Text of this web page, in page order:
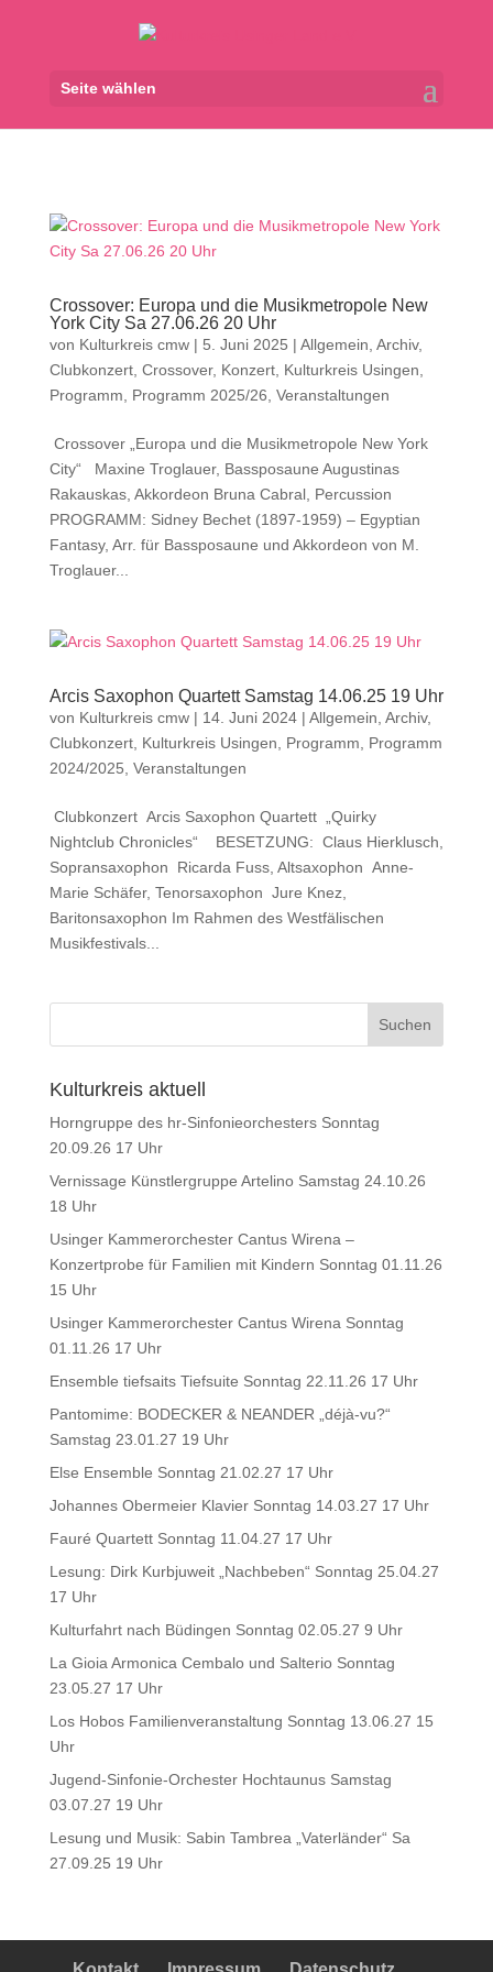
Seite wählen
Crossover: Europa und die Musikmetropole New
York City Sa 27.06.26 20 Uhr
von Kulturkreis cmw| 5. Juni 2025 | Allgemein Archiv,
Clubkonzert, Crossover, Konzert, Kulturkreis Usingen
Programm
Programm 2025/26 Veranstaltungen
Crossover „Europa und die Musikmetropole New York
City“ Maxine Troglauer, Bassposaune Augustinas
Rakauskas, Akkordeon Bruna Cabral, Percussion
PROGRAMM: Sidney Bechet (1897-1959) – Egyptian
Fantasy, Arr. für Bassposaune und Akkordeon von M.
Troglauer...
Arcis Saxophon Quartett Samstag 14.06.25 19 Uhr
von Kulturkreis cmw| 14. Juni 2024| Allgemein Archiv,
Clubkonzert, Kulturkreis Usingen Programm
Programm
2024/2025 Veranstaltungen
Clubkonzert Arcis Saxophon Quartett „Quirky
Nightclub Chronicles“ BESETZUNG: Claus Hierklusch,
Sopransaxophon Ricarda Fuss, Altsaxophon Anne-
Marie Schäfer, Tenorsaxophon Jure Knez,
Baritonsaxophon Im Rahmen des Westfälischen
Musikfestivals...
Kulturkreis aktuell
Horngruppe des hr-Sinfonieorchesters Sonntag
20.09.26 17 Uhr
Vernissage Künstlergruppe Artelino Samstag 24.10.26
18 Uhr
Usinger Kammerorchester Cantus Wirena –
Konzertprobe für Familien mit Kindern Sonntag 01.11.26
15 Uhr
Usinger Kammerorchester Cantus Wirena Sonntag
01.11.26 17 Uhr
Ensemble tiefsaits Tiefsuite Sonntag 22.11.26 17 Uhr
Pantomime: BODECKER & NEANDER „déjà-vu?“
Samstag 23.01.27 19 Uhr
Else Ensemble Sonntag 21.02.27 17 Uhr
Johannes Obermeier Klavier Sonntag 14.03.27 17 Uhr
Fauré Quartett Sonntag 11.04.27 17 Uhr
Lesung: Dirk Kurbjuweit „Nachbeben“ Sonntag 25.04.27
17 Uhr
Kulturfahrt nach Büdingen Sonntag 02.05.27 9 Uhr
La Gioia Armonica Cembalo und Salterio Sonntag
23.05.27 17 Uhr
Los Hobos Familienveranstaltung Sonntag 13.06.27 15
Uhr
Jugend-Sinfonie-Orchester Hochtaunus Samstag
03.07.27 19 Uhr
Lesung und Musik: Sabin Tambrea „Vaterländer“ Sa
27.09.25 19 Uhr